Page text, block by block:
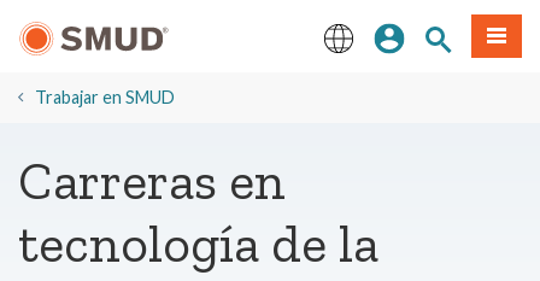
principal
Iniciar sesión
Buscar en
Menú
​Trabajar en SMUD
Carreras en
tecnología de la